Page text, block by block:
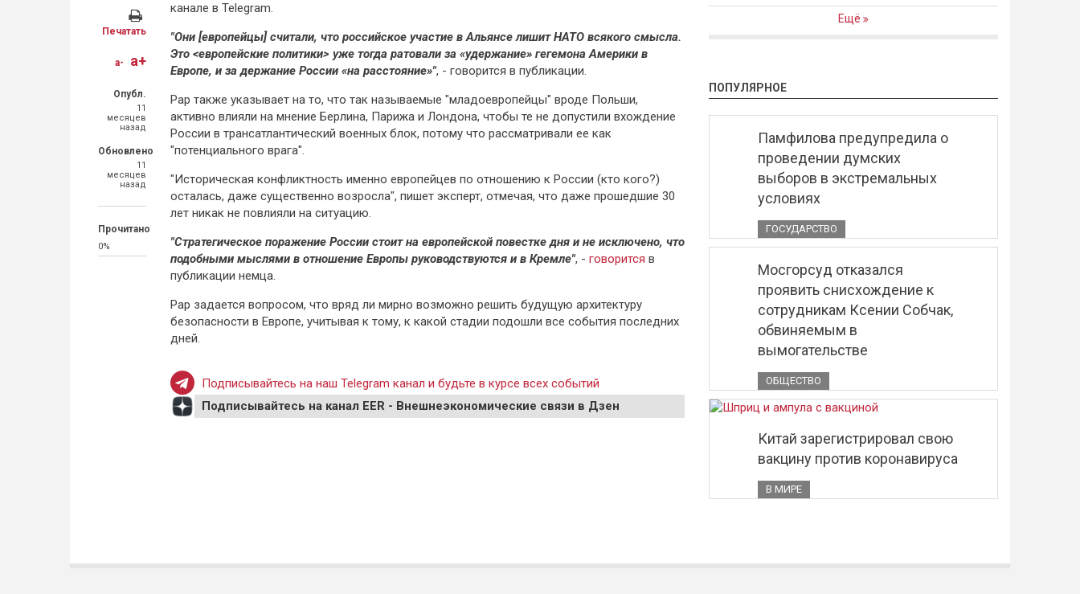
Печатать
a- a+
Опубл.
11
месяцев
назад
Обновлено
11
месяцев
назад
Прочитано
0%
канале в Telegram.
"Они [европейцы] считали, что российское участие в Альянсе лишит НАТО всякого смысла.
Это <европейские политики> уже тогда ратовали за «удержание» гегемона Америки в
Европе, и за держание России «на расстояние»", - говорится в публикации.
Рар также указывает на то, что так называемые "младоевропейцы" вроде Польши,
активно влияли на мнение Берлина, Парижа и Лондона, чтобы те не допустили вхождение
России в трансатлантический военных блок, потому что рассматривали ее как
"потенциального врага".
"Историческая конфликтность именно европейцев по отношению к России (кто кого?)
осталась, даже существенно возросла", пишет эксперт, отмечая, что даже прошедшие 30
лет никак не повлияли на ситуацию.
"Стратегическое поражение России стоит на европейской повестке дня и не исключено, что
подобными мыслями в отношение Европы руководствуются и в Кремле", - говорится в
публикации немца.
Рар задается вопросом, что вряд ли мирно возможно решить будущую архитектуру
безопасности в Европе, учитывая к тому, к какой стадии подошли все события последних
дней.
Подписывайтесь на наш Telegram канал и будьте в курсе всех событий
Подписывайтесь на канал EER - Внешнеэкономические связи в Дзен
Ещё
ПОПУЛЯРНОЕ
Памфилова предупредила о
проведении думских
выборов в экстремальных
условиях
ГОСУДАРСТВО
Мосгорсуд отказался
проявить снисхождение к
сотрудникам Ксении Собчак,
обвиняемым в
вымогательстве
ОБЩЕСТВО
Китай зарегистрировал свою
вакцину против коронавируса
В МИРЕ